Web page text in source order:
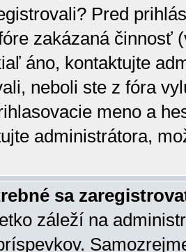
Pred
zakázaná činnosť
áno, kontaktujte
neboli ste z fóra
meno a
administrátora,
sa
záleží na